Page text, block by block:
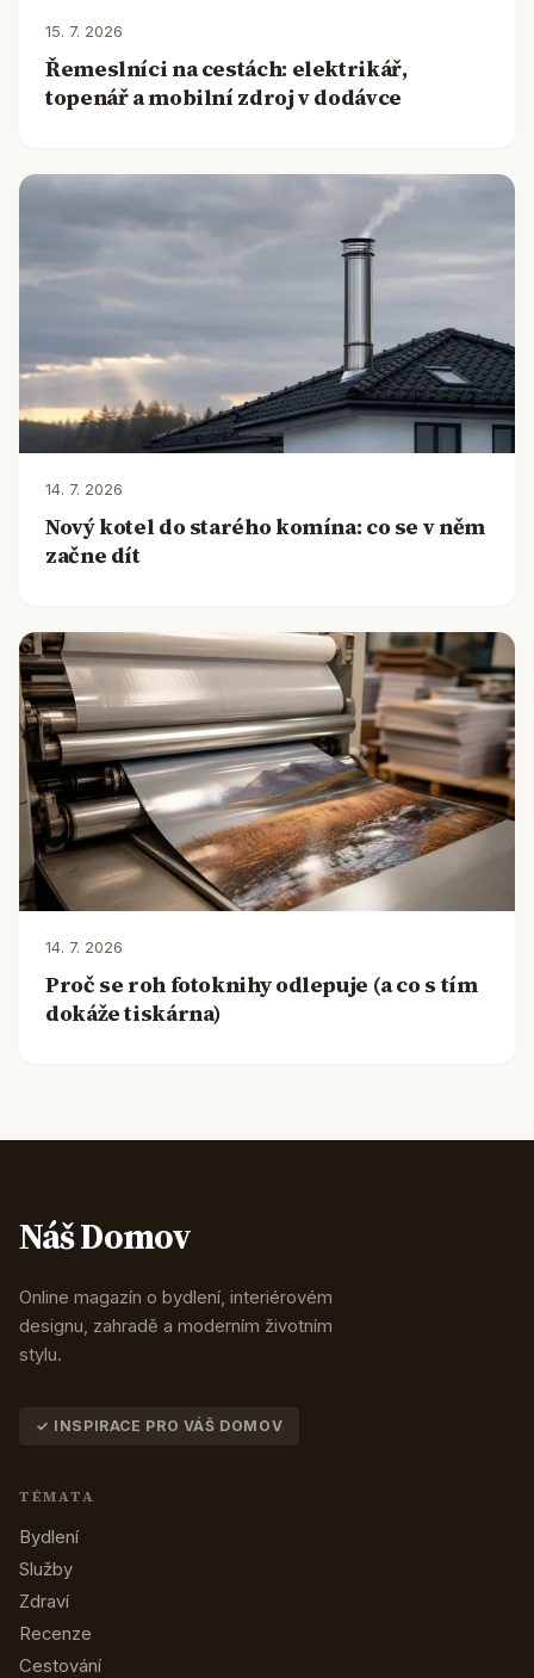
15. 7. 2026
Řemeslníci na cestách: elektrikář,
topenář a mobilní zdroj v dodávce
14. 7. 2026
Nový kotel do starého komína: co se v něm
začne dít
14. 7. 2026
Proč se roh fotoknihy odlepuje (a co s tím
dokáže tiskárna)
Náš Domov
Online magazín o bydlení, interiérovém
designu, zahradě a moderním životním
stylu.
✓ INSPIRACE PRO VÁŠ DOMOV
TÉMATA
Bydlení
Služby
Zdraví
Recenze
Cestování